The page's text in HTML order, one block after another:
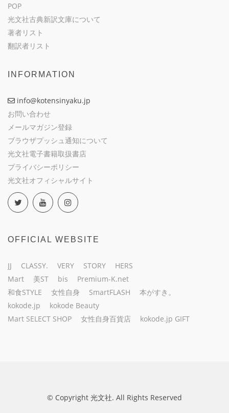
POP
光文社古典新訳文庫について
著者リスト
翻訳者リスト
INFORMATION
info@kotensinyaku.jp
お問い合わせ
メールマガジン登録
ブラウザプッシュ通知について
光文社電子書籍取扱書店
プライバシーポリシー
光文社オフィシャルサイト
OFFICIAL WEBSITE
JJ CLASSY. VERY STORY
HERS
Mart
美ST bis
Premium-K.net
和食STYLE
女性自身 SmartFLASH
本がすき。
kokode.jp
kokode Beauty
Mart SELECT SHOP
女性自身百貨店 kokode.jp GIFT
© Copyright 光文社. All Rights Reserved